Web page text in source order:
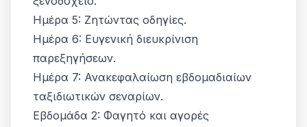
Ημέρα 5: Ζητώντας οδηγίες.
Ημέρα 6: Ευγενική διευκρίνιση
παρεξηγήσεων.
Ημέρα 7: Ανακεφαλαίωση εβδομαδιαίων
ταξιδιωτικών σεναρίων.
Εβδομάδα 2: Φαγητό και αγορές